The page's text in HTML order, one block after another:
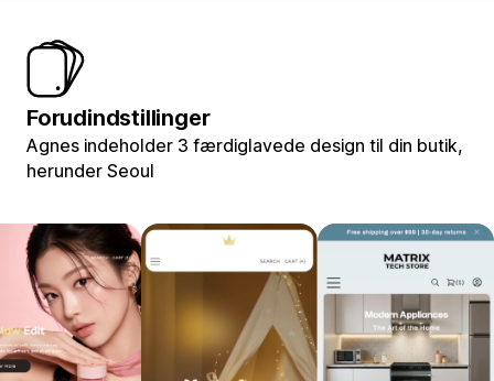
Forudindstillinger
Agnes indeholder 3 færdiglavede design til din butik,
herunder Seoul